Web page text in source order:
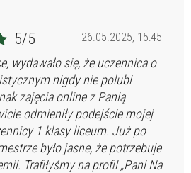
26.05.2025, 15:45
5/5
wydawało się, że uczennica o
nigdy nie polubi
zajęcia online z Panią
odmieniły podejście mojej
1 klasy liceum. Już po
było jasne, że potrzebuje
Trafiłyśmy na profil „Pani Na